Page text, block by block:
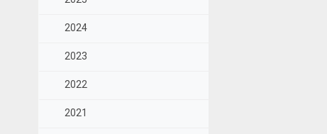
2024
2023
2022
2021